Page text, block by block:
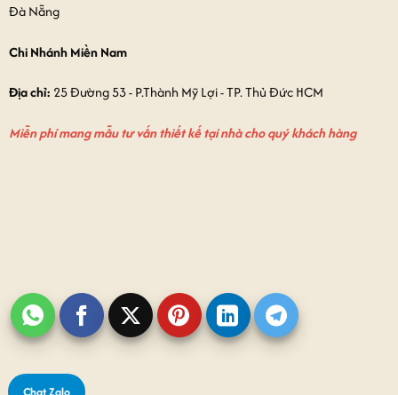
Đà Nẵng
Chi Nhánh Miền Nam
Địa chỉ: 25 Đường 53 - P.Thành Mỹ Lợi - TP. Thủ Đức HCM
Miễn phí mang mẫu tư vấn thiết kế tại nhà cho quý khách hàng
Chat Zalo